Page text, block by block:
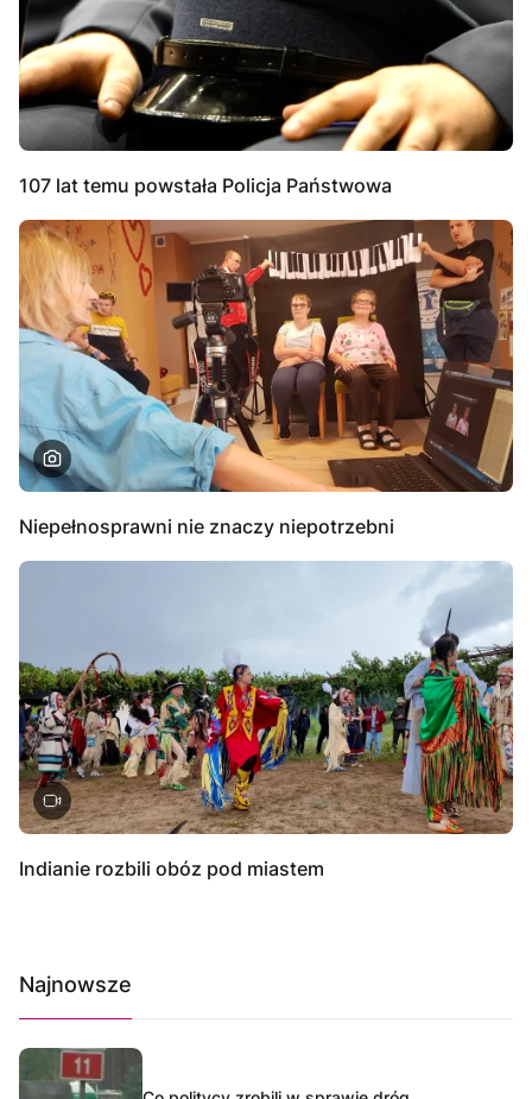
107 lat temu powstała Policja Państwowa
Niepełnosprawni nie znaczy niepotrzebni
Indianie rozbili obóz pod miastem
Najnowsze